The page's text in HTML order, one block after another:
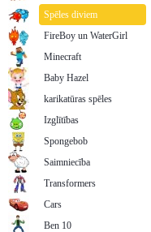
Spēles diviem
FireBoy un WaterGirl
Minecraft
Baby Hazel
karikatūras spēles
Izglītības
Spongebob
Saimniecība
Transformers
Cars
Ben 10